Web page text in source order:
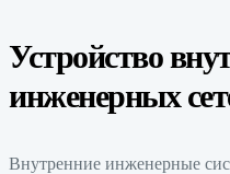
Устройство
инженерных
Внутренние инженерные